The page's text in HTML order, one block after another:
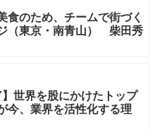
食のため、チームで街づく
（東京・南青山） 柴田秀
】世界を股にかけたトップ
今、業界を活性化する理